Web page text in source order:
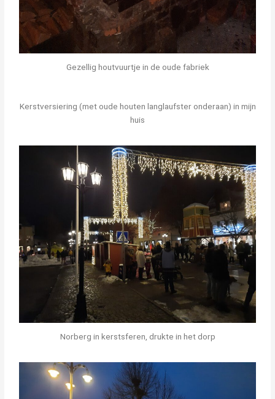
Gezellig houtvuurtje in de oude fabriek
Kerstversiering (met oude houten langlaufster onderaan) in mijn
huis
Norberg in kerstsferen, drukte in het dorp